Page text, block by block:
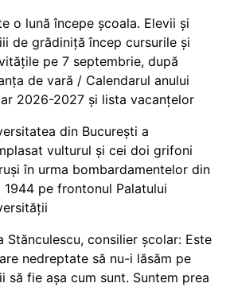
o lună începe școala. Elevii și
de grădiniță încep cursurile și
pe 7 septembrie, după
de vară / Calendarul anului
2026-2027 și lista vacanțelor
din București a
vulturul și cei doi grifoni
în urma bombardamentelor din
1944 pe frontonul Palatului
Stănculescu, consilier școlar: Este
nedreptate să nu-i lăsăm pe
să fie așa cum sunt. Suntem prea